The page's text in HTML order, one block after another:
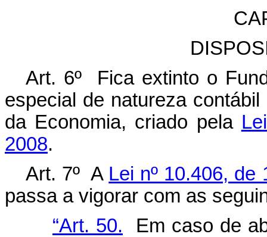
Art. 6º Fica extinto o
especial de natureza
da Economia, criado pela
2008.
Art. 7º A Lei nº 10.406, de
passa a vigorar com as
“Art. 50. Em caso de